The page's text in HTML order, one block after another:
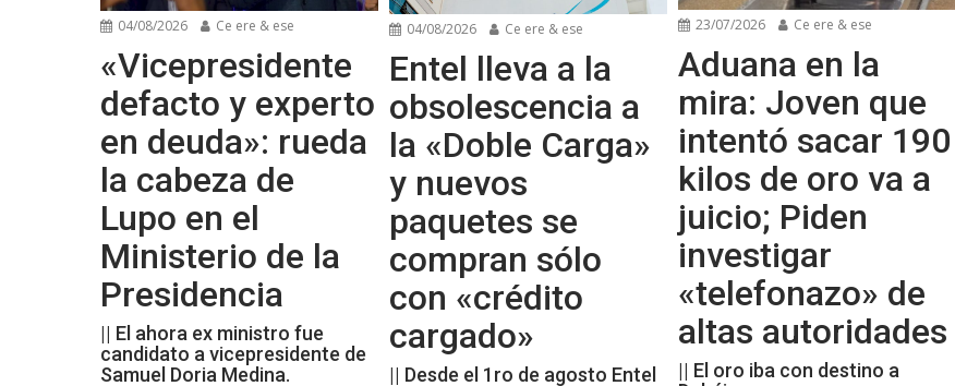
04/08/2026 Ce ere & ese
«Vicepresidente
defacto y experto
en deuda»: rueda
la cabeza de
Lupo en el
Ministerio de la
Presidencia
|| El ahora ex ministro fue
candidato a vicepresidente de
Samuel Doria Medina.
04/08/2026 Ce ere & ese
Entel lleva a la
obsolescencia a
la «Doble Carga»
y nuevos
paquetes se
compran sólo
con «crédito
cargado»
|| Desde el 1ro de agosto Entel
23/07/2026 Ce ere & ese
Aduana en la
mira: Joven que
intentó sacar 190
kilos de oro va a
juicio; Piden
investigar
«telefonazo» de
altas autoridades
|| El oro iba con destino a